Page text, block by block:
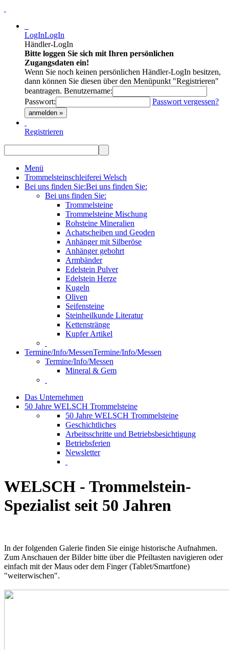
LogInLogIn
Händler-LogIn
Bitte loggen Sie sich mit Ihren persönlichen
Zugangsdaten ein!
Wenn Sie noch keinen persönlichen Händler-LogIn besitzen,
dann können Sie diesen über den Menüpunkt "Registrieren"
beantragen. Benutzername:
Passwort:
Passwort vergessen?
anmelden »
Registrieren
Menü
Trommelsteinschleiferei Welsch
Bei uns finden Sie:Bei uns finden Sie:
Bei uns finden Sie:
Trommelsteine
Trommelsteine Mischung
Rohsteine Mineralien
Achatscheiben und Geoden
Anhänger mit Silberöse
Anhänger gebohrt
Armbänder
Edelstein Pulver
Edelstein Herze
Kugeln
Oliven
Seifensteine
Steinheilkunde Literatur
Kettenstränge
Kupfer Artikel
Termine/Info/MessenTermine/Info/Messen
Termine/Info/Messen
Mineral & Gem
Das Unternehmen
50 Jahre WELSCH Trommelsteine
50 Jahre WELSCH Trommelsteine
Geschichtliches
Arbeitsschritte und Betriebsbesichtigung
Betriebsferien
Newsletter
WELSCH - Trommelstein-
Spezialist seit 50 Jahren
In der folgenden Galerie finden Sie einige historische Aufnahmen.
Zum Anschauen der Bilder bitte über die Pfeiltasten navigieren oder
einfach mit der Maus oder dem Finger (Tablet/Smartfone)
"weiterwischen".